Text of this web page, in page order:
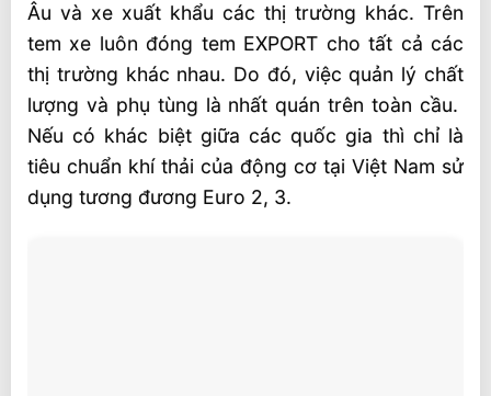
Âu và xe xuất khẩu các thị trường khác. Trên
tem xe luôn đóng tem EXPORT cho tất cả các
thị trường khác nhau. Do đó, việc quản lý chất
lượng và phụ tùng là nhất quán trên toàn cầu.
Nếu có khác biệt giữa các quốc gia thì chỉ là
tiêu chuẩn khí thải của động cơ tại Việt Nam sử
dụng tương đương Euro 2, 3.